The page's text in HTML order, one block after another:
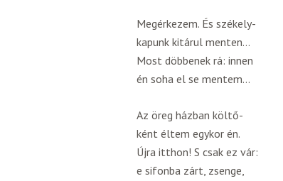
Megérkezem. És székely-
kapunk kitárul menten…
Most döbbenek rá: innen
én soha el se mentem…
Az öreg házban költő-
ként éltem egykor én.
Újra itthon! S csak ez vár:
e sifonba zárt, zsenge,